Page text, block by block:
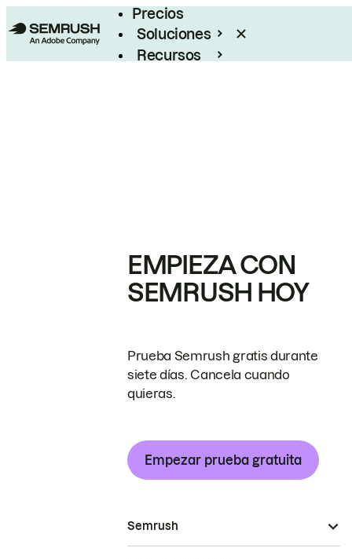
Precios
Soluciones
Recursos
EMPIEZA CON
SEMRUSH HOY
Prueba Semrush gratis durante
siete días. Cancela cuando
quieras.
Empezar prueba gratuita
Semrush